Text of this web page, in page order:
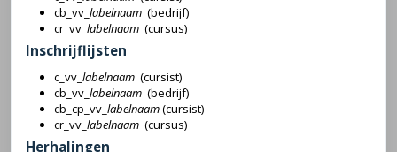
cb_vv_ labelnaam (bedrijf)
cr_vv_ labelnaam (cursus)
Inschrijflijsten
c_vv_ labelnaam (cursist)
cb_vv_ labelnaam (bedrijf)
cb_cp_vv_ labelnaam(cursist)
cr_vv_ labelnaam (cursus)
Herhalingen